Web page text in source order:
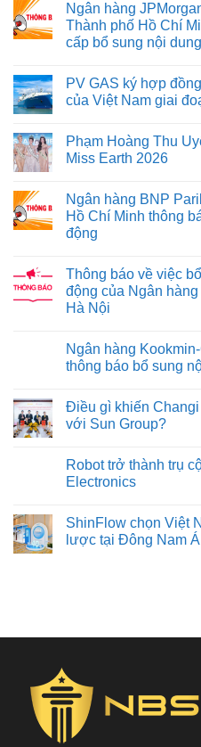
Ngân hàng
Thành phố Hồ Chí
cấp bổ sung nội
PV GAS ký hợp
của Việt Nam giai
Phạm Hoàng Thu
Miss Earth 2026
Ngân hàng BNP
Hồ Chí Minh thông
động
Thông báo về việc
động của Ngân
Hà Nội
Ngân hàng
thông báo bổ sung
Điều gì khiến
với Sun Group?
Robot trở thành trụ
Electronics
ShinFlow chọn Việt
lược tại Đông Nam Á